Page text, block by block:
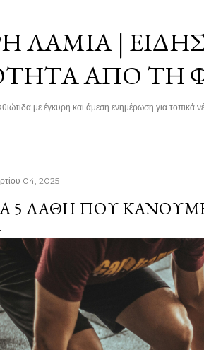
ΛΑΜΊΑ |
ΑΠΌ ΤΗ
με έγκυρη και άμεση ενημέρωση για τοπικά
04, 2025
5 ΛΆΘΗ ΠΟΥ